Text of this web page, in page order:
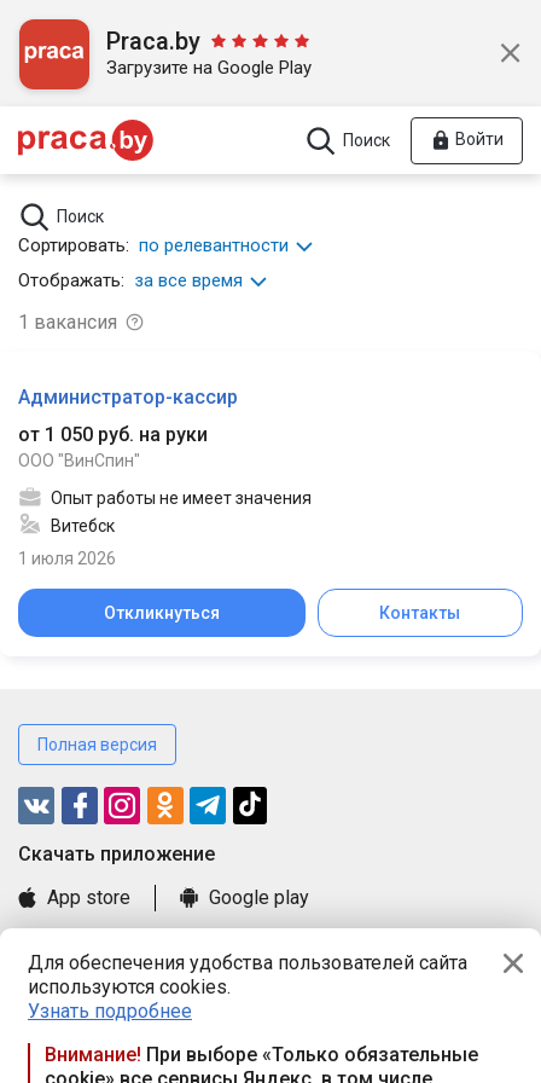
Для обеспечения удобства пользователей сайта
используются cookies.
Узнать подробнее
Внимание! При выборе «Только обязательные
Praca.by
Загрузите на Google Play
Поиск Войти
Поиск
Сортировать: по релевантности
Отображать: за все время
1 вакансия
Администратор-кассир
от 1 050 руб. на руки
ООО "ВинСпин"
Опыт работы не имеет значения
Витебск
1 июля 2026
Откликнуться Контакты
Полная версия
Cкачать приложение
App store
Google play
Книга замечаний и предложений
Правила и документы
Praca.by © 2000—2026, ООО «ПРАЦА БАЙ»